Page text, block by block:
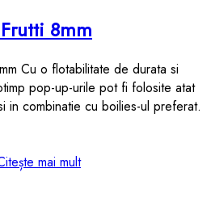
8mm
Cu o flotabilitate de durata si
pop-up-urile pot fi folosite atat
in combinatie cu boilies-ul preferat.
mai mult